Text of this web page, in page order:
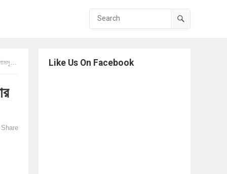
Like Us On Facebook